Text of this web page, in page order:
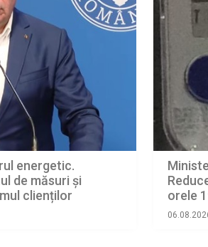
energetic.
de măsuri și
clienților
orele